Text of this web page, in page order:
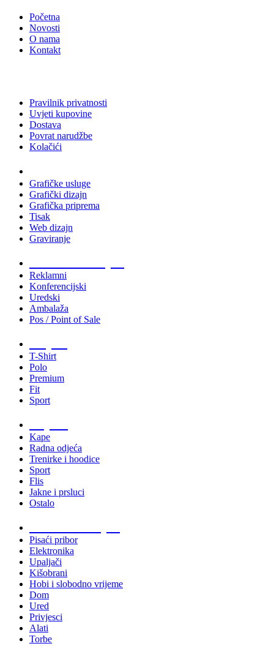
Početna
Novosti
O nama
Kontakt
Pravilnik privatnosti
Uvjeti kupovine
Dostava
Povrat narudžbe
Kolačići
Grafičke usluge
Grafički dizajn
Grafička priprema
Tisak
Web dizajn
Graviranje
Reklamni
Konferencijski
Uredski
Ambalaža
Pos / Point of Sale
T-Shirt
Polo
Premium
Fit
Sport
Kape
Radna odjeća
Trenirke i hoodice
Sport
Flis
Jakne i prsluci
Ostalo
Pisaći pribor
Elektronika
Upaljači
Kišobrani
Hobi i slobodno vrijeme
Dom
Ured
Privjesci
Alati
Torbe